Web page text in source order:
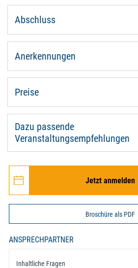
Abschluss
Anerkennungen
Preise
Dazu passende
Veranstaltungsempfehlungen
Jetzt anmelden
Broschüre als PDF
ANSPRECHPARTNER
Inhaltliche Fragen